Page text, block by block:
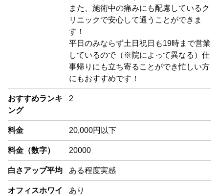
また、施術中の痛みにも配慮しているク
リニックで安心して通うことができま
す！
平日のみならず土日祝日も19時まで営業
しているので（※院によって異なる）仕
事帰りにも立ち寄ることができ忙しい方
にもおすすめです！
おすすめランキ
ング
2
料金 20,000円以下
料金（数字） 20000
白さアップ平均 ある程度実感
オフィスホワイ あり